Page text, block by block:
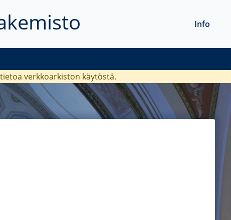
Info
verkkoarkiston käytöstä.